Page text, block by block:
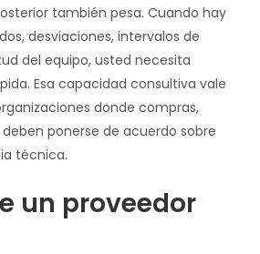
también pesa. Cuando hay
desviaciones, intervalos de
del equipo, usted necesita
Esa capacidad consultiva vale
donde compras,
ponerse de acuerdo sobre
técnica.
un proveedor